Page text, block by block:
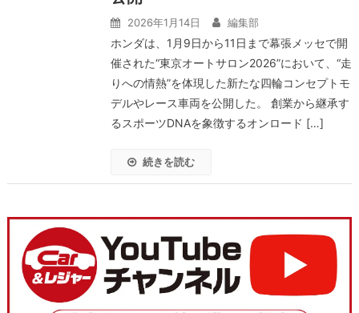
2026年1月14日 編集部
ホンダは、1月9日から11日まで幕張メッセで開
催された“東京オートサロン2026”において、“走
りへの情熱”を体現した新たな四輪コンセプトモ
デルやレース車両を公開した。 創業から継承す
るスポーツDNAを象徴するオンロード […]
続きを読む